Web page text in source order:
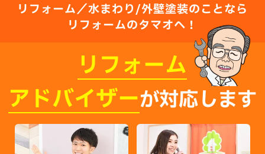
リフォーム／水まわり/外壁塗装のことなら
リフォームのタマオへ！
リフォーム
アドバイザーが対応します